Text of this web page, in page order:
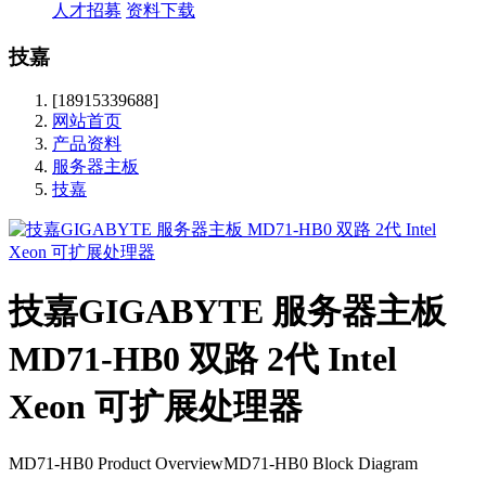
人才招募 资料下载
技嘉
[18915339688]
网站首页
产品资料
服务器主板
技嘉
技嘉GIGABYTE 服务器主板
MD71-HB0 双路 2代 Intel
Xeon 可扩展处理器
MD71-HB0 Product OverviewMD71-HB0 Block Diagram